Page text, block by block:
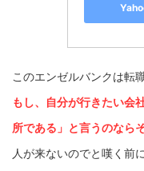
このエンゼルバンクは転
もし、自分が行きたい会
所である」と言うのなら
人が来ないのでと嘆く前